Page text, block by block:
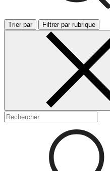
Trier par Filtrer par rubrique